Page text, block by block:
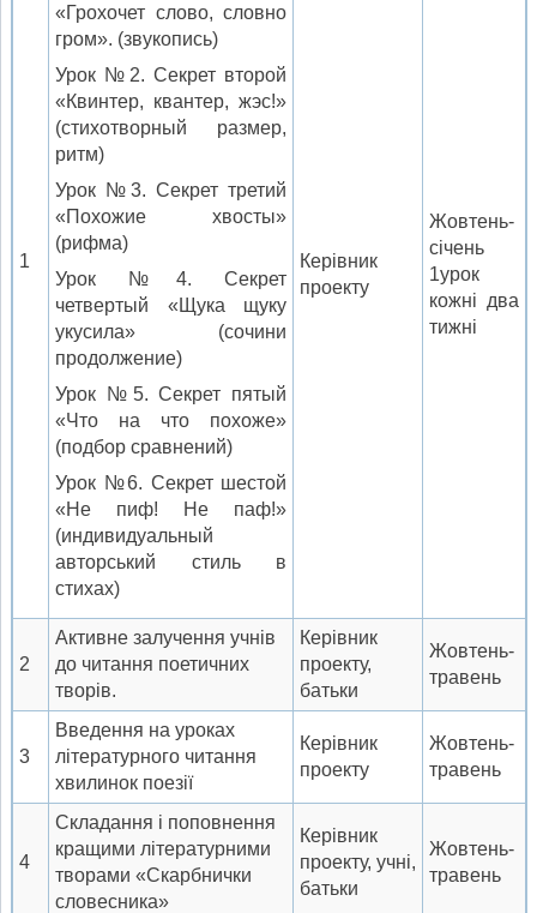
1
«Грохочет слово, словно
гром». (звукопись)
Урок №2. Секрет второй
«Квинтер, квантер, жэс!»
(стихотворный размер,
ритм)
Урок №3. Секрет третий
«Похожие хвосты»
(рифма)
Урок №4. Секрет
четвертый «Щука щуку
укусила» (сочини
продолжение)
Урок №5. Секрет пятый
«Что на что похоже»
(подбор сравнений)
Урок №6. Секрет шестой
«Не пиф! Не паф!»
(индивидуальный
авторський стиль в
стихах)
Керівник
проекту
Жовтень-
січень
1урок
кожні два
тижні
2
Активне залучення учнів
до читання поетичних
творів.
Керівник
проекту,
батьки
Жовтень-
травень
3
Введення на уроках
літературного читання
хвилинок поезії
Керівник
проекту
Жовтень-
травень
4
Складання і поповнення
кращими літературними
творами «Скарбнички
словесника»
Керівник
проекту, учні,
батьки
Жовтень-
травень